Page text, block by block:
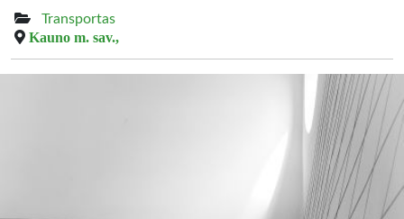
Transportas
Kauno m. sav.,